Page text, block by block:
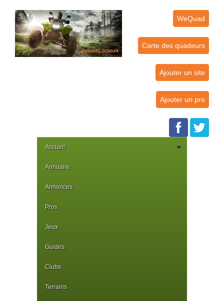
WeQuad
Carte des quadeurs
Ajouter un site
Ajouter un pro
Accueil
Annuaire
Annonces
Pros
Jeux
Guides
Clubs
Terrains